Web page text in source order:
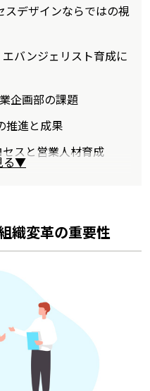
スデザインならではの視
バンジェリスト育成に
企画部の課題
推進と成果
スと営業人材育成
る▼
織変革の重要性